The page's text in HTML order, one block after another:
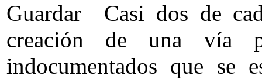
Guardar
Casi dos de
creación de una vía
indocumentados que se